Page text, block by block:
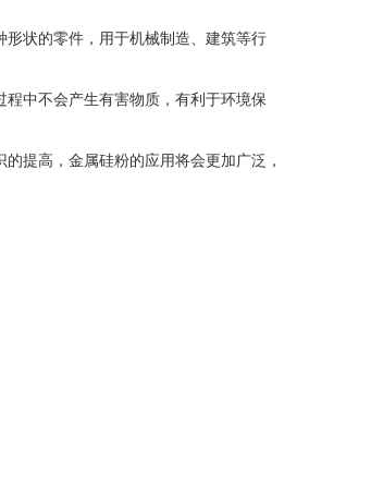
状的零件，用于机械制造、建筑等行
中不会产生有害物质，有利于环境保
提高，金属硅粉的应用将会更加广泛，